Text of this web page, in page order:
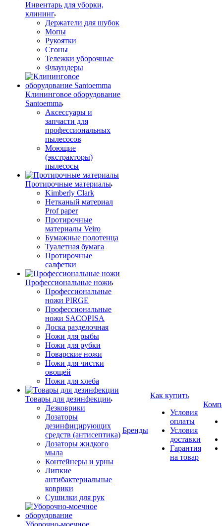
Инвентарь для уборки,
клининг
Держатели для шубок
Мопы
Рукоятки
Сгоны
Тележки уборочные
Флаундеры
Клининговое оборудование
Santoemma
Аксессуары и
запчасти для
профессиональных
пылесосов
Моющие
(экстракторы)
пылесосы
Протирочные материалы
Kimberly Clark
Нетканый материал
Prof paper
Протирочные
материалы Veiro
Бумажные полотенца
Туалетная бумага
Протирочные
салфетки
Профессиональные ножи
Профессиональные
ножи PIRGE
Профессиональные
ножи SACOPISA
Доска разделочная
Ножи для рыбы
Ножи для рубки
Поварские ножи
Ножи для чистки
овощей
Ножи для хлеба
Товары для дезинфекции
Дезковрики
Дозаторы
дезинфицирующих
средств (антисептика)
Дозаторы жидкого
мыла
Контейнеры и урны
Липкие
антибактериальные
коврики
Сушилки для рук
Уборочно-моечное
Бренды
Как купить
Условия
оплаты
Условия
доставки
Гарантия
на товар